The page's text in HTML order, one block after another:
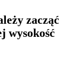
zacząć
wysokość